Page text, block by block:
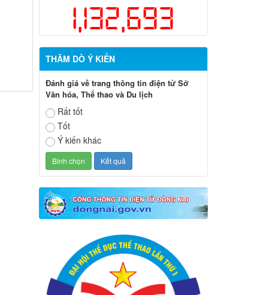
1,132,693
THĂM DÒ Ý KIẾN
Đánh giá về trang thông tin điện tử Sở
Văn hóa, Thể thao và Du lịch
Rất tốt
Tốt
Ý kiến khác